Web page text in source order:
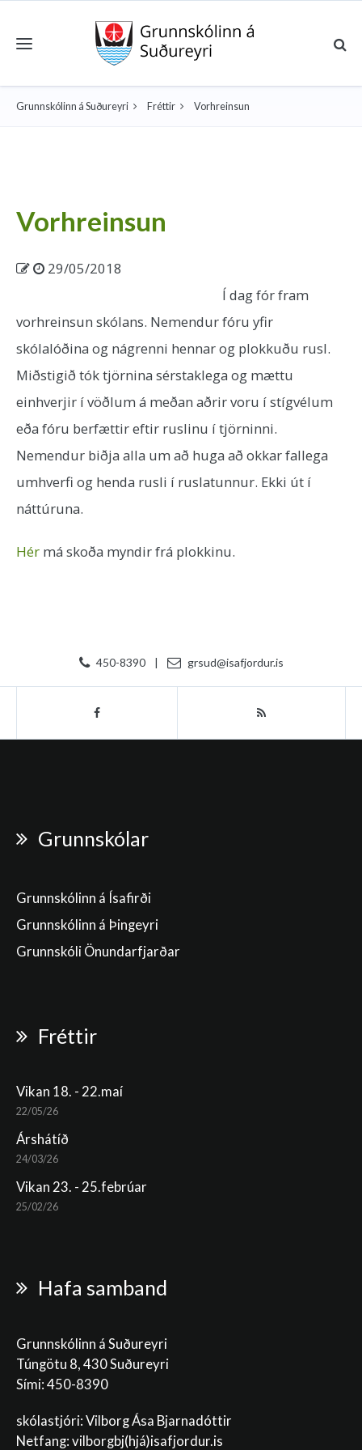
Toggle navigation
Grunnskólinn á Suðureyri Fréttir Vorhreinsun
Vorhreinsun
29/05/2018
Í dag fór fram
vorhreinsun skólans. Nemendur fóru yfir
skólalóðina og nágrenni hennar og plokkuðu rusl.
Miðstigið tók tjörnina sérstaklega og mættu
einhverjir í vöðlum á meðan aðrir voru í stígvélum
eða fóru berfættir eftir ruslinu í tjörninni.
Nemendur biðja alla um að huga að okkar fallega
umhverfi og henda rusli í ruslatunnur. Ekki út í
náttúruna.
Hér má skoða myndir frá plokkinu.
450-8390 | grsud@isafjordur.is
Grunnskólar
Grunnskólinn á Ísafirði
Grunnskólinn á Þingeyri
Grunnskóli Önundarfjarðar
Fréttir
Vikan 18. - 22.maí
22/05/26
Árshátíð
24/03/26
Vikan 23. - 25.febrúar
25/02/26
Hafa samband
Grunnskólinn á Suðureyri
Túngötu 8, 430 Suðureyri
Sími: 450-8390
skólastjóri: Vilborg Ása Bjarnadóttir
Netfang: vilborgbj(hjá)isafjordur.is